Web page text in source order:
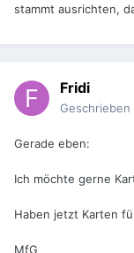
stammt ausrichten,
Fridi
Geschrieben
Gerade eben:
Ich möchte gerne
Haben jetzt Karten
MfG